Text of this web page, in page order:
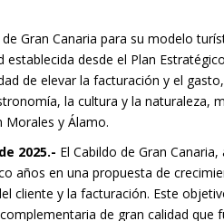
Gran Canaria para su modelo
establecida desde el Plan
de elevar la facturación y el
la cultura y la naturaleza,
Morales y Álamo.
2025.- El Cabildo de Gran
años en una propuesta de
cliente y la facturación. Este
de gran calidad que